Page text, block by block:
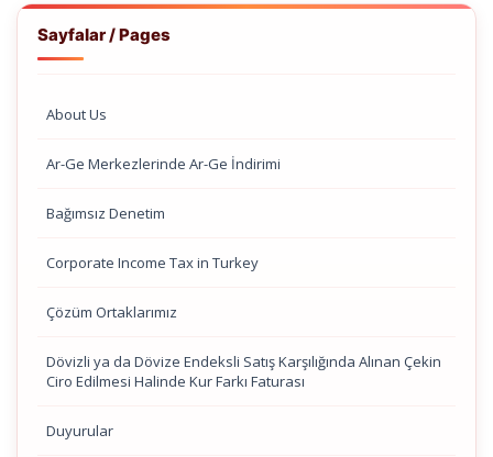
Sayfalar / Pages
About Us
Ar-Ge Merkezlerinde Ar-Ge İndirimi
Bağımsız Denetim
Corporate Income Tax in Turkey
Çözüm Ortaklarımız
Dövizli ya da Dövize Endeksli Satış Karşılığında Alınan Çekin
Ciro Edilmesi Halinde Kur Farkı Faturası
Duyurular